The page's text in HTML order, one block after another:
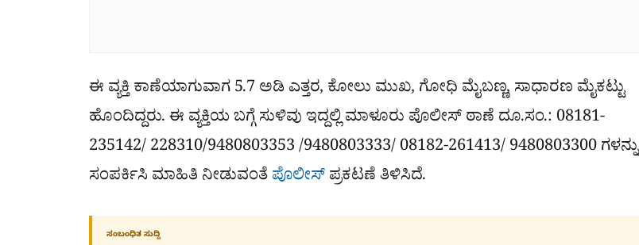
ಈ ವ್ಯಕ್ತಿ ಕಾಣೆಯಾಗುವಾಗ 5.7 ಅಡಿ ಎತ್ತರ, ಕೋಲು ಮುಖ, ಗೋಧಿ ಮೈಬಣ್ಣ, ಸಾಧಾರಣ ಮೈಕಟ್ಟು
ಹೊಂದಿದ್ದರು. ಈ ವ್ಯಕ್ತಿಯ ಬಗ್ಗೆ ಸುಳಿವು ಇದ್ದಲ್ಲಿ ಮಾಳೂರು ಪೊಲೀಸ್ ಠಾಣೆ ದೂ.ಸಂ.: 08181-
235142/ 228310/9480803353 /9480803333/ 08182-261413/ 9480803300 ಗಳನ್ನು
ಸಂಪರ್ಕಿಸಿ ಮಾಹಿತಿ ನೀಡುವಂತೆಪೊಲೀಸ್ಪ್ರಕಟಣೆ ತಿಳಿಸಿದೆ.
ಸಂಬಂಧಿತ ಸುದ್ದಿ